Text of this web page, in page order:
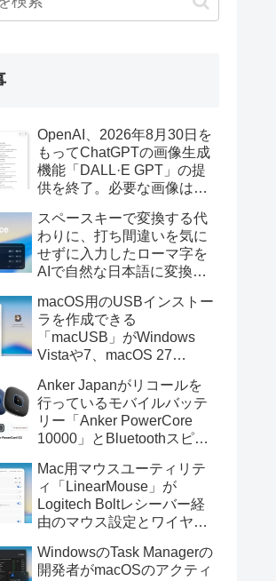
OpenAI、2026年8月30日を
もってChatGPTの画像生成
機能「DALL·E GPT」の提
供を終了。必要な画像は期
スペースキーで変換する代
わりに、打ち間違いを気に
せずに入力したローマ字を
AIで自然な日本語に変換し
力アプリ「Nospace」がリ
リース。
macOS用のUSBインストー
ラを作成できる
「macUSB」がWindows
Vistaや7、macOS 27
トーラの作成に対応。
Anker Japanがリコールを
行っているモバイルバッテ
リー「Anker PowerCore
10000」とBluetoothスピー
辺を焼損する火災が6月に3
件発生していたそうなので
注意を。
Mac用マウスユーティリテ
ィ「LinearMouse」が
Logitech Boltレシーバー経
由のマウス設定とワイヤレ
ックボールに対応。
WindowsのTask Managerの
開発者がmacOSのアクティ